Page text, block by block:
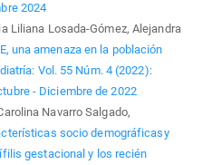
2024
Liliana Losada-Gómez, Alejandra
una amenaza en la población
Vol. 55 Núm. 4 (2022):
- Diciembre de 2022
Navarro Salgado,
socio demográficasy
gestacional y los recién